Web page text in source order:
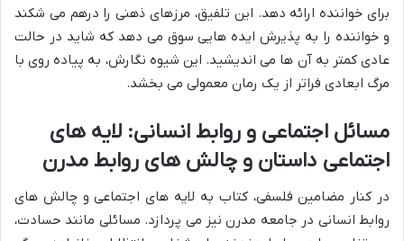
برای خواننده ارائه دهد. این تلفیق، مرزهای ذهنی را درهم می شکند
و خواننده را به پذیرش ایده هایی سوق می دهد که شاید در حالت
عادی کمتر به آن ها می اندیشید. این شیوه نگارش، به پیاده روی با
مرگ ابعادی فراتر از یک رمان معمولی می بخشد.
مسائل اجتماعی و روابط انسانی: لایه های
اجتماعی داستان و چالش های روابط مدرن
در کنار مضامین فلسفی، کتاب به لایه های اجتماعی و چالش های
روابط انسانی در جامعه مدرن نیز می پردازد. مسائلی مانند حسادت،